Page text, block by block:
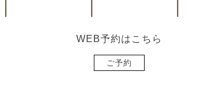
WEB予約はこちら
ご予約